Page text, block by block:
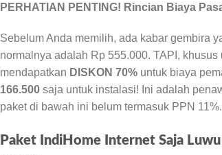
PERHATIAN PENTING! Rincian Biaya
Sebelum Anda memilih, ada kabar gembira
normalnya adalah Rp 555.000. TAPI,
mendapatkan DISKON 70% untuk biaya
166.500 saja untuk instalasi! Ini adalah
paket di bawah ini belum termasuk PPN 11%.
Paket IndiHome Internet Saja